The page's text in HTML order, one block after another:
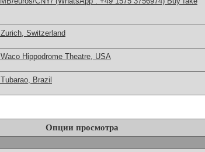
Switzerland
Hippodrome Theatre, USA
Brazil
Опции просмотра